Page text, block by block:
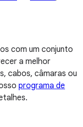
com um conjunto
a melhor
cabos, câmaras ou
programa de